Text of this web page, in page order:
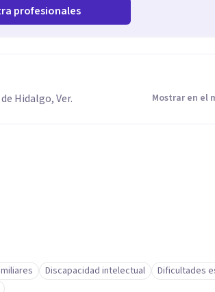
profesionales
Hidalgo, Ver.
Mostrar en el
Discapacidad intelectual
Dificultades